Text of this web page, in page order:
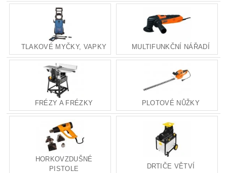
TLAKOVÉ MYČKY, VAPKY MULTIFUNKČNÍ NÁŘADÍ
FRÉZY A FRÉZKY PLOTOVÉ NŮŽKY
HORKOVZDUŠNÉ
PISTOLE
DRTIČE VĚTVÍ